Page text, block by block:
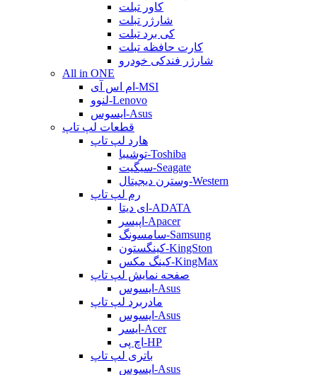
کاور تبلت
شارژر تبلت
کی برد تبلت
کارت حافظه تبلت
شارژر فندکی خودرو
All in ONE
ام اس آی-MSI
لنوو-Lenovo
ایسوس-Asus
قطعات لپ تاپ
هارد لپ تاپ
توشیبا-Toshiba
سیگیت-Seagate
وسترن دیجیتال-Western
رم لپ تاپ
ای دیتا-ADATA
اپیسر-Apacer
سامسونگ-Samsung
کینگستون-KingSton
کینگ مکس-KingMax
صفحه نمایش لپ تاپ
ایسوس-Asus
مادربرد لپ تاپ
ایسوس-Asus
ایسر-Acer
اچ پی-HP
باتری لپ تاپ
ایسوس-Asus